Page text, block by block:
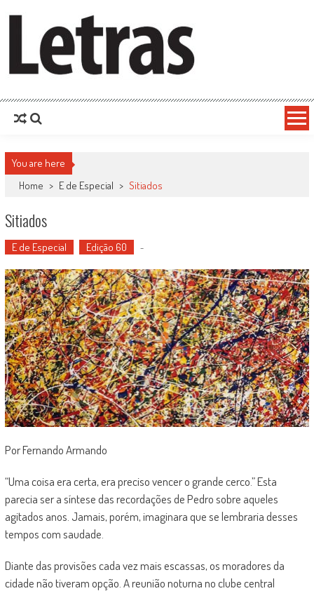
You are here
Home > E de Especial > Sitiados
Sitiados
E de Especial Edição 60 -
Por Fernando Armando
“Uma coisa era certa, era preciso vencer o grande cerco.” Esta
parecia ser a síntese das recordações de Pedro sobre aqueles
agitados anos. Jamais, porém, imaginara que se lembraria desses
tempos com saudade.
Diante das provisões cada vez mais escassas, os moradores da
cidade não tiveram opção. A reunião noturna no clube central